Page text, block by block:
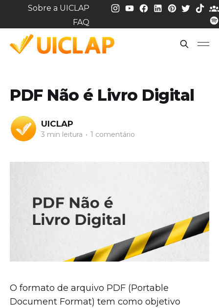
Sobre a UICLAP
FAQ
PDF Não é Livro Digital
UICLAP
3 min leitura • 1 comentário
O formato de arquivo PDF (Portable
Document Format) tem como objetivo